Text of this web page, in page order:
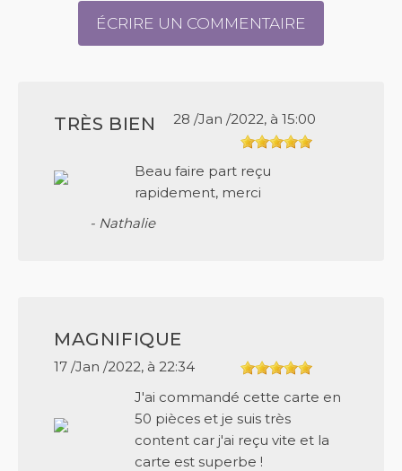
ÉCRIRE UN COMMENTAIRE
TRÈS BIEN 28 /Jan /2022, à 15:00
Beau faire part reçu
rapidement, merci
- Nathalie
MAGNIFIQUE
17 /Jan /2022, à 22:34
J'ai commandé cette carte en
50 pièces et je suis très
content car j'ai reçu vite et la
carte est superbe !